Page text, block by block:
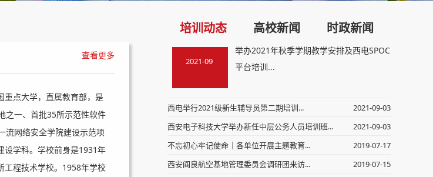
查看更多
重点大学，直属教育部，是
之一、首批35所示范性软件
流网络安全学院建设示范项
设学科。学校前身是1931年
工程技术学校。1958年学校
培训动态 高校新闻 时政新闻
2021-09
举办2021年秋季学期教学安排及西电SPOC
平台培训...
西电举行2021级新生辅导员第二期培训...
2021-09-03
西安电子科技大学举办新任中层公务人员培训班...
2021-09-03
不忘初心牢记使命｜各单位开展主题教育...
2019-07-17
西安阎良航空基地管理委员会调研团来访...
2019-07-15